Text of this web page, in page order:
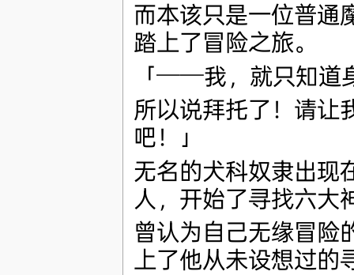
而本该只是一位普通
踏上了冒险之旅。
「──我，就只知道
所以说拜托了！请让
吧！」
无名的犬科奴隶出现
人，开始了寻找六大
曾认为自己无缘冒险
上了他从未设想过的